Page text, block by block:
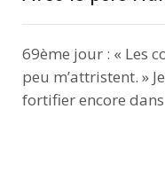
69ème jour : « Les
peu m’attristent. »
fortifier encore dans